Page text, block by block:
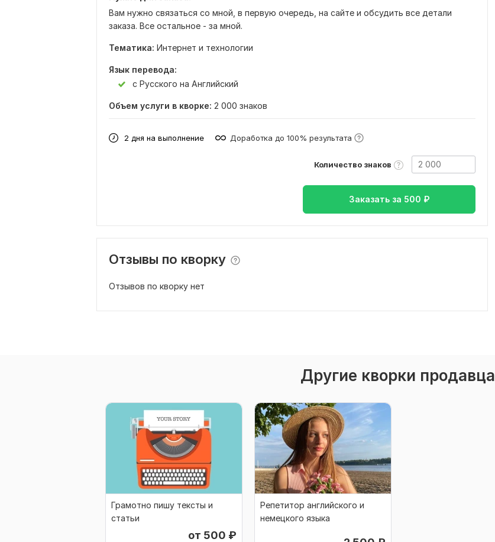
Вам нужно связаться со мной, в первую очередь, на сайте и обсудить все детали
заказа. Все остальное - за мной.
Тематика: Интернет и технологии
Язык перевода:
с Русского на Английский
Объем услуги в кворке: 2 000 знаков
2 дня на выполнение Доработка до 100% результата
Количество знаков
Заказать за 500 ₽
Отзывы по кворку
Отзывов по кворку нет
Другие кворки продавца
Грамотно пишу тексты и
статьи
от 500 ₽
Репетитор английского и
немецкого языка